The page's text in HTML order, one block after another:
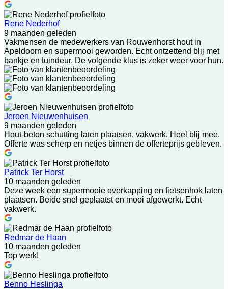
Rene Nederhof
9 maanden geleden
Vakmensen de medewerkers van Rouwenhorst hout in
Apeldoorn en supermooi geworden. Echt ontzettend blij met
bankje en tuindeur. De volgende klus is zeker weer voor hun.
Jeroen Nieuwenhuisen
9 maanden geleden
Hout-beton schutting laten plaatsen, vakwerk. Heel blij mee.
Offerte was scherp en netjes binnen de offerteprijs gebleven.
Patrick Ter Horst
10 maanden geleden
Deze week een supermooie overkapping en fietsenhok laten
plaatsen. Beide snel geplaatst en mooi afgewerkt. Echt
vakwerk.
Redmar de Haan
10 maanden geleden
Top werk!
Benno Heslinga